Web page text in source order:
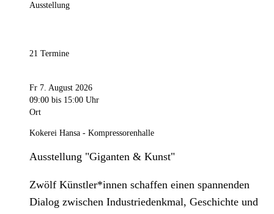
Ausstellung
21 Termine
Fr 7. August 2026
09:00 bis 15:00 Uhr
Ort
Kokerei Hansa - Kompressorenhalle
Ausstellung "Giganten & Kunst"
Zwölf Künstler*innen schaffen einen spannenden
Dialog zwischen Industriedenkmal, Geschichte und